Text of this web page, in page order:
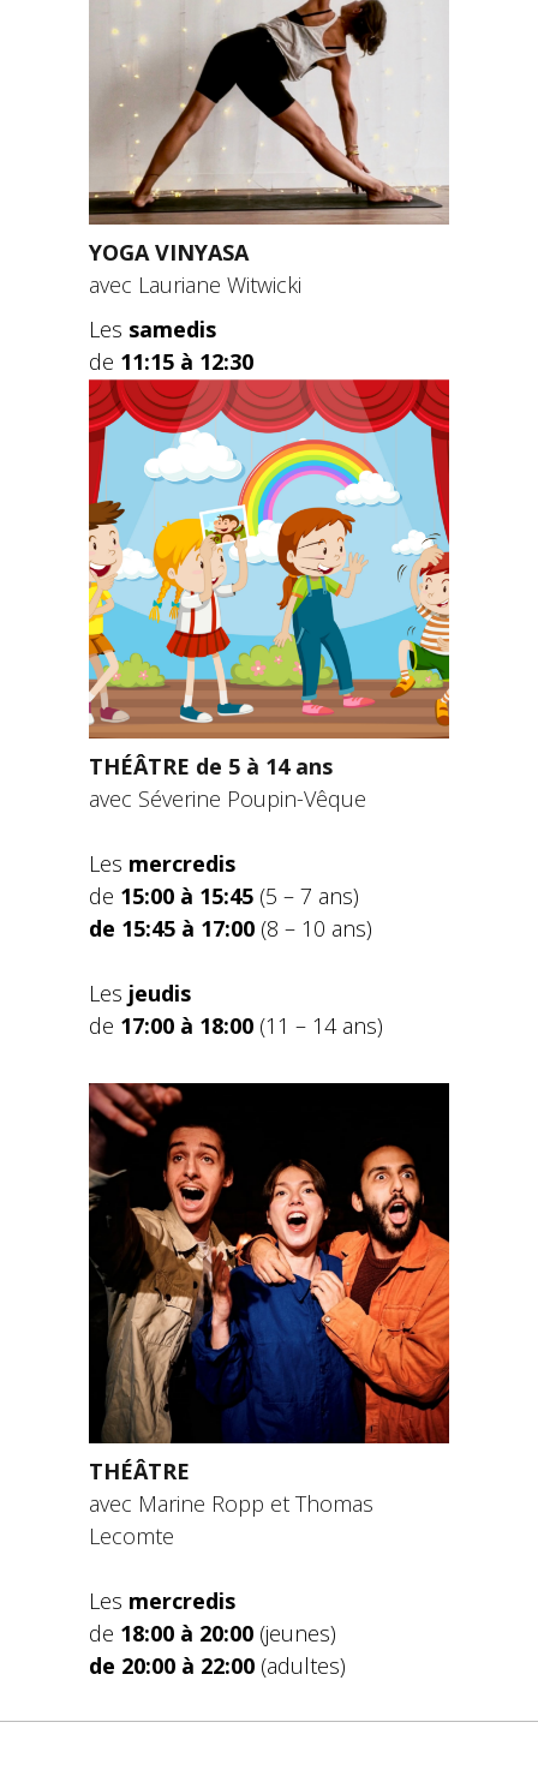
YOGA VINYASA
avec Lauriane Witwicki
Les samedis
de 11:15 à 12:30
THÉÂTRE de 5 à 14 ans
avec Séverine Poupin-Vêque
Les mercredis
de 15:00 à 15:45 (5 – 7 ans)
de 15:45 à 17:00 (8 – 10 ans)
Les jeudis
de 17:00 à 18:00 (11 – 14 ans)
THÉÂTRE
avec Marine Ropp et Thomas
Lecomte
Les mercredis
de 18:00 à 20:00 (jeunes)
de 20:00 à 22:00 (adultes)